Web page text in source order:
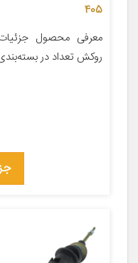
405
معرفی محصول
روکش تعداد در بسته‌بندی ۱ ساخت کشور